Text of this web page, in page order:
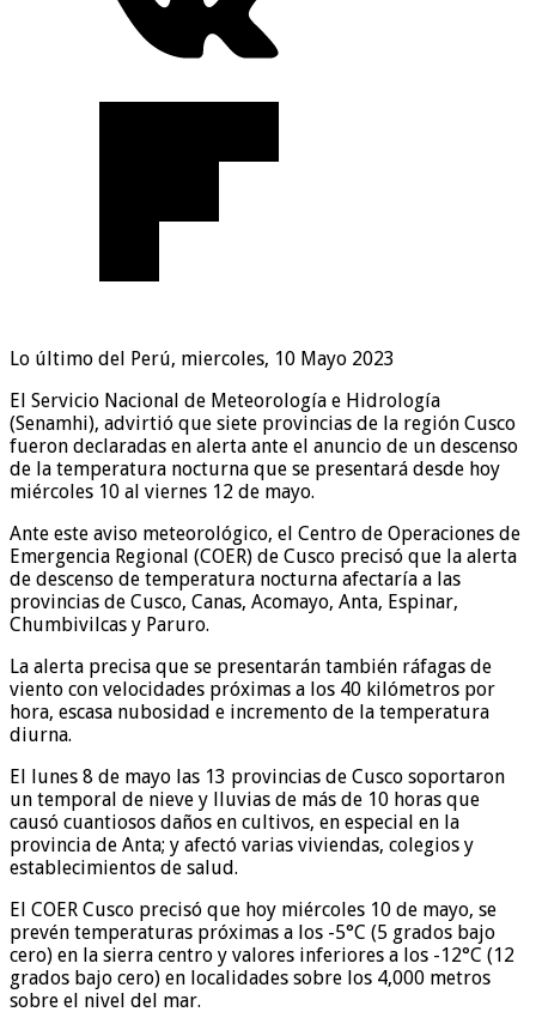
Lo último del Perú, miercoles, 10 Mayo 2023
El Servicio Nacional de Meteorología e Hidrología
(Senamhi), advirtió que siete provincias de la región Cusco
fueron declaradas en alerta ante el anuncio de un descenso
de la temperatura nocturna que se presentará desde hoy
miércoles 10 al viernes 12 de mayo.
Ante este aviso meteorológico, el Centro de Operaciones de
Emergencia Regional (COER) de Cusco precisó que la alerta
de descenso de temperatura nocturna afectaría a las
provincias de Cusco, Canas, Acomayo, Anta, Espinar,
Chumbivilcas y Paruro.
La alerta precisa que se presentarán también ráfagas de
viento con velocidades próximas a los 40 kilómetros por
hora, escasa nubosidad e incremento de la temperatura
diurna.
El lunes 8 de mayo las 13 provincias de Cusco soportaron
un temporal de nieve y lluvias de más de 10 horas que
causó cuantiosos daños en cultivos, en especial en la
provincia de Anta; y afectó varias viviendas, colegios y
establecimientos de salud.
El COER Cusco precisó que hoy miércoles 10 de mayo, se
prevén temperaturas próximas a los -5°C (5 grados bajo
cero) en la sierra centro y valores inferiores a los -12°C (12
grados bajo cero) en localidades sobre los 4,000 metros
sobre el nivel del mar.